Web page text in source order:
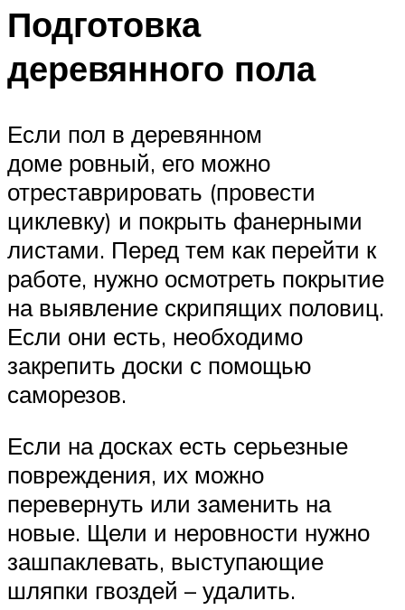
Подготовка
деревянного пола
Если пол в деревянном
доме ровный, его можно
отреставрировать (провести
циклевку) и покрыть фанерными
листами. Перед тем как перейти к
работе, нужно осмотреть покрытие
на выявление скрипящих половиц.
Если они есть, необходимо
закрепить доски с помощью
саморезов.
Если на досках есть серьезные
повреждения, их можно
перевернуть или заменить на
новые. Щели и неровности нужно
зашпаклевать, выступающие
шляпки гвоздей – удалить.